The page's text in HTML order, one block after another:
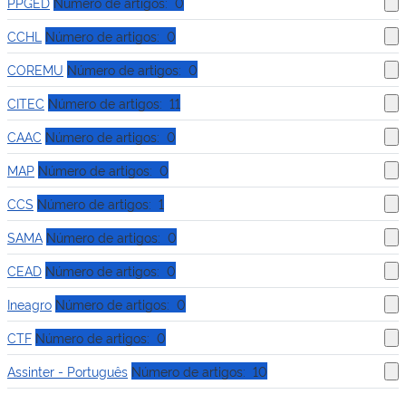
CCHL Número de artigos: 0
COREMU Número de artigos: 0
CITEC Número de artigos: 11
CAAC Número de artigos: 0
MAP Número de artigos: 0
CCS Número de artigos: 1
SAMA Número de artigos: 0
CEAD Número de artigos: 0
Ineagro Número de artigos: 0
CTF Número de artigos: 0
Assinter - Português Número de artigos: 10